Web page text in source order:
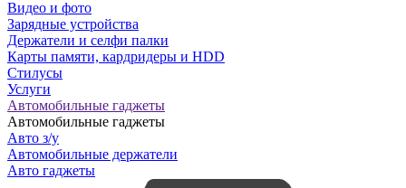
Видео и фото
Зарядные устройства
Держатели и селфи палки
Карты памяти, кардридеры и HDD
Стилусы
Услуги
Автомобильные гаджеты
Автомобильные гаджеты
Авто з/у
Автомобильные держатели
Авто гаджеты